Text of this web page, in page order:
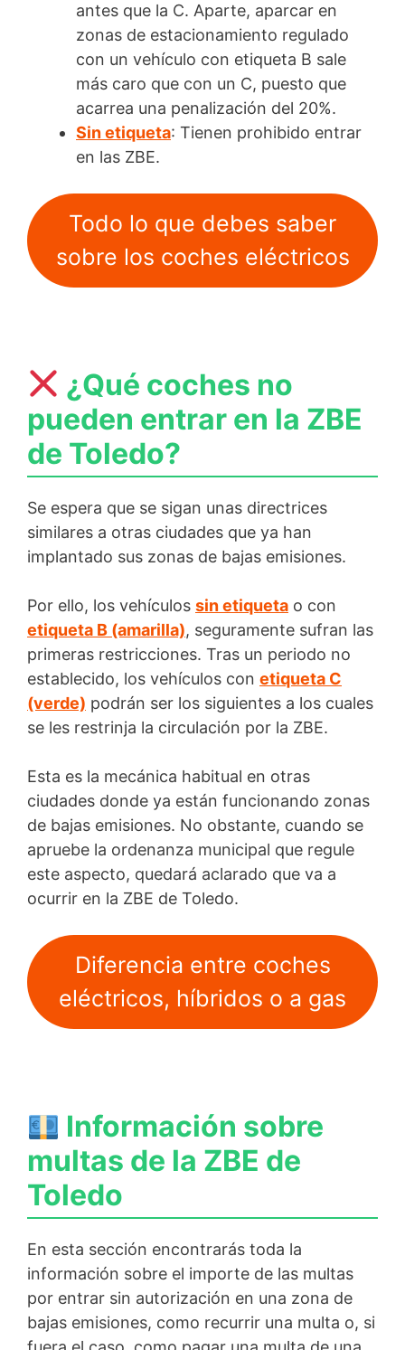
antes que la C. Aparte, aparcar en
zonas de estacionamiento regulado
con un vehículo con etiqueta B sale
más caro que con un C, puesto que
acarrea una penalización del 20%.
Sin etiqueta: Tienen prohibido entrar
en las ZBE.
Todo lo que debes saber
sobre los coches eléctricos
¿Qué coches no
pueden entrar en la ZBE
de Toledo?
Se espera que se sigan unas directrices
similares a otras ciudades que ya han
implantado sus zonas de bajas emisiones.
Por ello, los vehículos sin etiqueta o con
etiqueta B (amarilla), seguramente sufran las
primeras restricciones. Tras un periodo no
establecido, los vehículos con etiqueta C
(verde) podrán ser los siguientes a los cuales
se les restrinja la circulación por la ZBE.
Esta es la mecánica habitual en otras
ciudades donde ya están funcionando zonas
de bajas emisiones. No obstante, cuando se
apruebe la ordenanza municipal que regule
este aspecto, quedará aclarado que va a
ocurrir en la ZBE de Toledo.
Diferencia entre coches
eléctricos, híbridos o a gas
Información sobre
multas de la ZBE de
Toledo
En esta sección encontrarás toda la
información sobre el importe de las multas
por entrar sin autorización en una zona de
bajas emisiones, como recurrir una multa o, si